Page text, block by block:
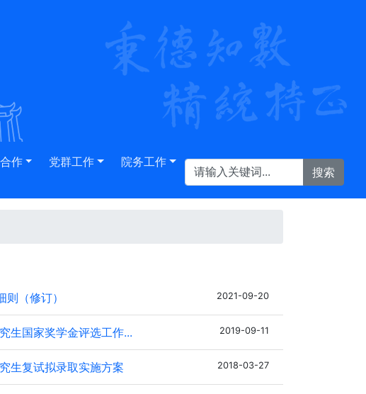
作 党群工作 院务工作
（修订） 2021-09-20
生国家奖学金评选工作... 2019-09-11
生复试拟录取实施方案 2018-03-27